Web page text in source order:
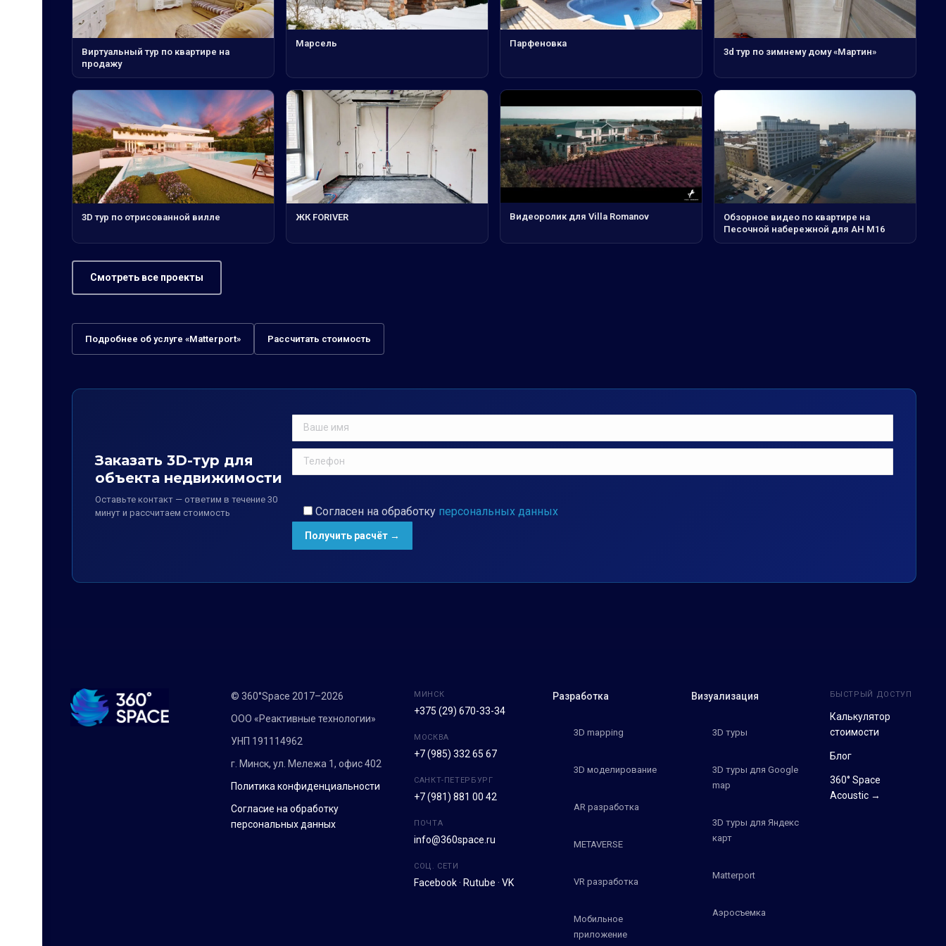
Виртуальный тур по квартире на
продажу
Марсель Парфеновка
3d тур по зимнему дому «Мартин»
3D тур по отрисованной вилле ЖК FORIVER Видеоролик для Villa Romanov
Обзорное видео по квартире на
Песочной набережной для АН М16
Смотреть все проекты
Подробнее об услуге «Matterport» Рассчитать стоимость
Заказать 3D-тур для
объекта недвижимости
Оставьте контакт — ответим в течение 30
минут и рассчитаем стоимость
Согласен на обработку персональных данных
© 360°Space 2017–2026
ООО «Реактивные технологии»
УНП 191114962
г. Минск, ул. Мележа 1, офис 402
Политика конфиденциальности
Согласие на обработку
персональных данных
МИНСК
+375 (29) 670-33-34
МОСКВА
+7 (985) 332 65 67
САНКТ-ПЕТЕРБУРГ
+7 (981) 881 00 42
ПОЧТА
info@360space.ru
СОЦ. СЕТИ
Facebook· Rutube · VK
Разработка
3D mapping
3D моделирование
AR разработка
METAVERSE
VR разработка
Мобильное
приложение
Визуализация
3D туры
3D туры для Google
map
3D туры для Яндекс
карт
Matterport
Аэросъемка
БЫСТРЫЙ ДОСТУП
Калькулятор
стоимости
Блог
360° Space
Acoustic →